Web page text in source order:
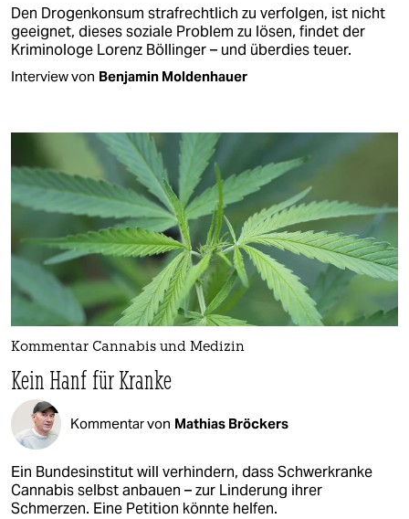
Den Drogenkonsum strafrechtlich zu verfolgen, ist nicht
geeignet, dieses soziale Problem zu lösen, findet der
Kriminologe Lorenz Böllinger – und überdies teuer.
Interview von Benjamin Moldenhauer
Kommentar Cannabis und Medizin
Kein Hanf für Kranke
Kommentar von Mathias Bröckers
Ein Bundesinstitut will verhindern, dass Schwerkranke
Cannabis selbst anbauen – zur Linderung ihrer
Schmerzen. Eine Petition könnte helfen.